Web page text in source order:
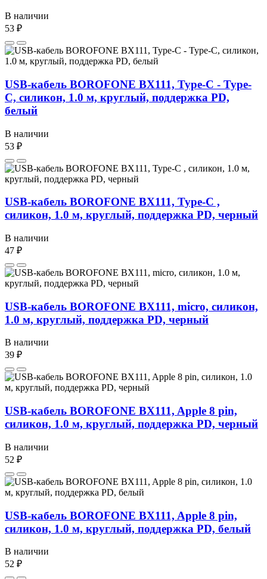
В наличии
53 ₽
USB-кабель BOROFONE BX111, Type-C - Type-
C, силикон, 1.0 м, круглый, поддержка PD,
белый
В наличии
53 ₽
USB-кабель BOROFONE BX111, Type-C ,
силикон, 1.0 м, круглый, поддержка PD, черный
В наличии
47 ₽
USB-кабель BOROFONE BX111, micro, силикон,
1.0 м, круглый, поддержка PD, черный
В наличии
39 ₽
USB-кабель BOROFONE BX111, Apple 8 pin,
силикон, 1.0 м, круглый, поддержка PD, черный
В наличии
52 ₽
USB-кабель BOROFONE BX111, Apple 8 pin,
силикон, 1.0 м, круглый, поддержка PD, белый
В наличии
52 ₽